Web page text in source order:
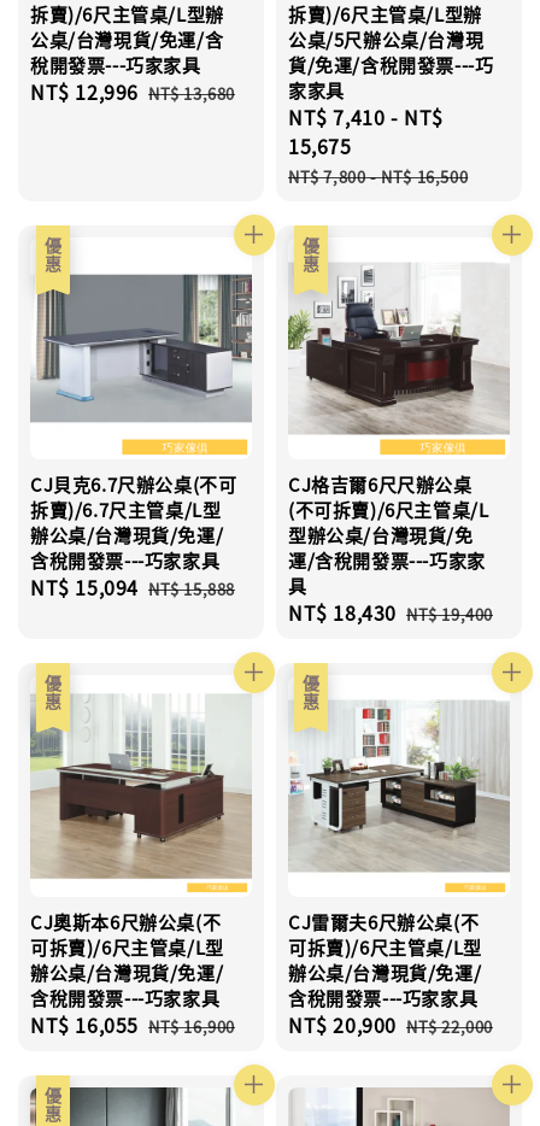
拆賣)/6尺主管桌/L型辦
公桌/台灣現貨/免運/含
稅開發票---巧家家具
Sale
NT$ 12,996 Regular
NT$ 13,680
拆賣)/6尺主管桌/L型辦
公桌/5尺辦公桌/台灣現
貨/免運/含稅開發票---巧
家家具
Sale
price
NT$ 7,410 - NT$
15,675
Regular
NT$ 7,800-NT$ 16,500
優惠
CJ貝克6.7尺辦公桌(不可
拆賣)/6.7尺主管桌/L型
辦公桌/台灣現貨/免運/
含稅開發票---巧家家具
Sale
NT$ 15,094 Regular
NT$ 15,888
優惠
CJ格吉爾6尺尺辦公桌
(不可拆賣)/6尺主管桌/L
型辦公桌/台灣現貨/免
運/含稅開發票---巧家家
具
Sale
NT$ 18,430 Regular
NT$ 19,400
優惠
CJ奧斯本6尺辦公桌(不
可拆賣)/6尺主管桌/L型
辦公桌/台灣現貨/免運/
含稅開發票---巧家家具
Sale
NT$ 16,055 Regular
NT$ 16,900
優惠
CJ雷爾夫6尺辦公桌(不
可拆賣)/6尺主管桌/L型
辦公桌/台灣現貨/免運/
含稅開發票---巧家家具
Sale
NT$ 20,900 Regular
NT$ 22,000
優惠